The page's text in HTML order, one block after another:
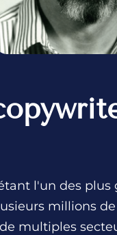
l'un des
millions
multiples